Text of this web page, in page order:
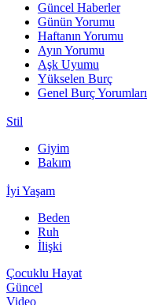
Güncel Haberler
Günün Yorumu
Haftanın Yorumu
Ayın Yorumu
Aşk Uyumu
Yükselen Burç
Genel Burç Yorumları
Stil
Giyim
Bakım
İyi Yaşam
Beden
Ruh
İlişki
Çocuklu Hayat
Güncel
Video